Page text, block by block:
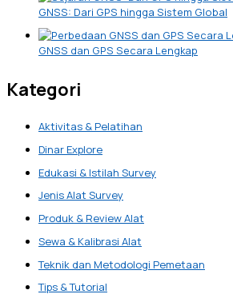
GNSS: Dari GPS hingga Sistem Global
GNSS dan GPS Secara Lengkap
Kategori
Aktivitas & Pelatihan
Dinar Explore
Edukasi & Istilah Survey
Jenis Alat Survey
Produk & Review Alat
Sewa & Kalibrasi Alat
Teknik dan Metodologi Pemetaan
Tips & Tutorial